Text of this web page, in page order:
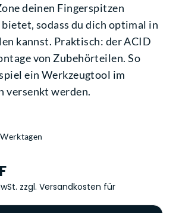
deinen Fingerspitzen
sodass du dich optimal in
kannst. Praktisch: der ACID
von Zubehörteilen. So
ein Werkzeugtool im
versenkt werden.
zzgl. Versandkosten für